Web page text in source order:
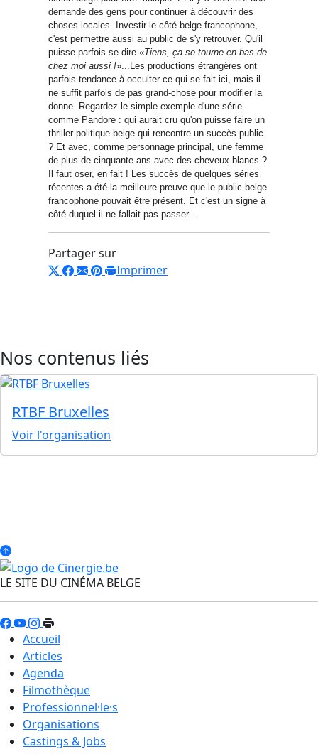
demande des gens pour continuer à découvrir des
choses locales. Investir le côté belge francophone,
c'est permettre aussi au public de s'y retrouver. Qu'il
puisse parfois se dire «Tiens, ça se tourne en bas de
chez moi aussi !»...Les productions étrangères ont
parfois tendance à occulter ce qui se fait ici, mais il
ne suffit parfois de pas grand-chose pour modifier la
donne. Regardez le simple exemple d'une série
comme Pandore : qui aurait cru qu'on puisse faire un
thriller politique belge qui rencontre un succès public
? Et avec, comme personnage principal, une femme
de plus de cinquante ans avec des cheveux blancs ?
Il faut oser, en fait ! Les succès de quelques séries
récentes a été la meilleure preuve que le public belge
francophone pouvait être présent. Et c'est un signe à
côté duquel il ne fallait pas passer...
Partager sur
Imprimer
Nos contenus liés
RTBF Bruxelles
Voir l'organisation
LE SITE DU CINÉMA BELGE
Accueil
Articles
Agenda
Filmothèque
Professionnel·le·s
Organisations
Castings & Jobs